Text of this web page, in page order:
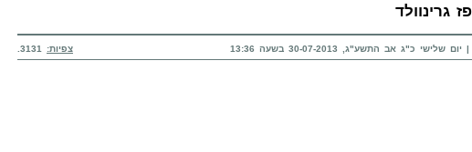
גרינוולד
שלישי כ"ג אב התשע"ג, 30-07-2013 בשעה 13:36 צפיות: